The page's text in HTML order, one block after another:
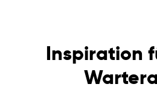
Inspiration